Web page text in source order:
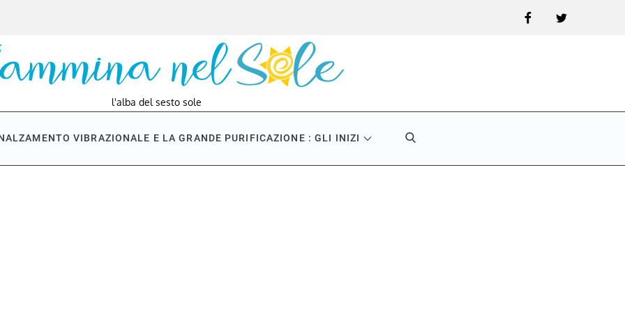
FacebookTwitter
l'alba del sesto sole
VIBRAZIONALE E LA GRANDE PURIFICAZIONE : GLI INIZI